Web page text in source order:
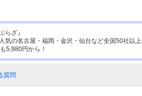
らざ』
の名古屋・福岡・金沢・仙台など全国50社以
5,980円から！
質問